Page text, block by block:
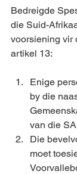
Bedreigde
die Suid-
voorsiening vir
artikel 13:
Enige
by die
van die
Die
moet